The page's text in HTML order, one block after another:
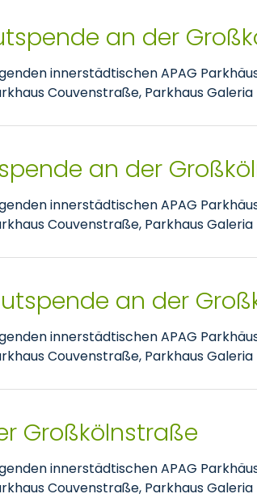
an der
innerstädtischen APAG
Couvenstraße, Parkhaus
an der
innerstädtischen APAG
Couvenstraße, Parkhaus
an der
innerstädtischen APAG
Couvenstraße, Parkhaus
Großkölnstraße
innerstädtischen APAG
Couvenstraße, Parkhaus